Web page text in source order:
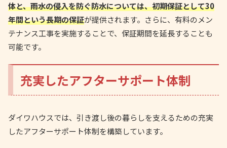
体と、雨水の侵入を防ぐ防水については、初期保証として30
年間という長期の保証が提供されます。さらに、有料のメン
テナンス工事を実施することで、保証期間を延長することも
可能です。
充実したアフターサポート体制
ダイワハウスでは、引き渡し後の暮らしを支えるための充実
したアフターサポート体制を構築しています。